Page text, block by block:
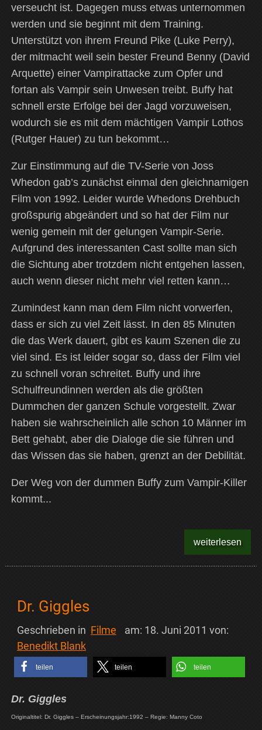
verseucht ist. Dagegen muss etwas unternommen
werden und sie beginnt mit dem Training.
Unterstützt von ihrem Freund Pike (Luke Perry),
der mitmacht weil sein bester Freund Benny (David
Arquette) einer Vampirattacke zum Opfer und
fortan als Vampir sein Unwesen treibt. Buffy hat
schnell erste Erfolge bei der Jagd vorzuweisen,
wodurch sie es mit dem mächtigen Vampir Lothos
(Rutger Hauer) zu tun bekommt…
Zur Einstimmung auf die TV-Serie von Joss
Whedon gab’s zunächst einmal den gleichnamigen
Film von 1992. Leider wurde Whedons Drehbuch
großspurig abgeändert und so hat der Film nur
wenig gemein mit der gelungen Vampir-Serie.
Aufgrund des interessanten Cast sollte man sich
die Sichtung aber trotzdem nicht entgehen lassen,
auch wenn dieser nicht mehr viel retten kann…
Zumindest kann man dem Film nicht vorwerfen,
dass er sich zu viel Zeit lässt. In den 85 Minuten
die das Werk dauert, gibt es kaum Szenen die zu
viel sind. Es ist leider sogar so, dass der Film viel
zu schnell voran schreitet. Buffy und ihre
Schulfreundinnen werden als die größten
Dummchen der ganzen Schule vorgestellt. Zwar
haben sie wahrscheinlich alle schon 10 Männer im
Bett gehabt, aber die Dialoge die sie führen und
das Wissen das sie haben, grenzt an der Debilität.
Der Weg von der dummen Buffy zum Vampir-Killer
kommt...
weiterlesen
Dr. Giggles
Geschrieben in Filme am: 18. Juni 2011 von:
Benedikt Blank
teilen teilen teilen
Dr. Giggles
Originaltitel: Dr. Giggles – Erscheinungsjahr:1992 – Regie: Manny Coto